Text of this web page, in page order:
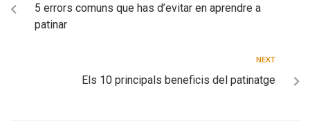
5 errors comuns que has d’evitar en aprendre a
patinar
NEXT
Els 10 principals beneficis del patinatge